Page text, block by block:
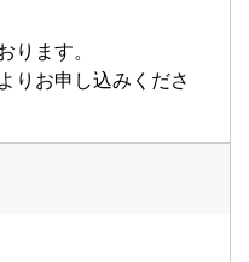
ります。
りお申し込みくださ